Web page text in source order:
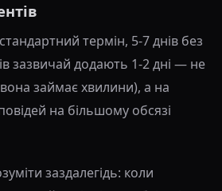
термін, 5-7 днів без
зазвичай додають 1-2 дні — не
займає хвилини), а на
на більшому обсязі
заздалегідь: коли